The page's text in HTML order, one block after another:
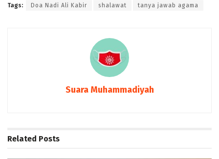
Tags: Doa Nadi Ali Kabir shalawat tanya jawab agama
Suara Muhammadiyah
Related Posts